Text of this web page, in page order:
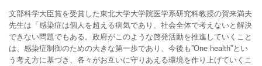
文部科学大臣賞を受賞した東北大学大学院医学系研究科教授の賀来満夫
先生は「感染症は個人を超える病気であり、社会全体で考えないと解決
できない問題でもある。政府がこのような啓発活動を推進していくこと
は、感染症制御のための大きな第一歩であり、今後も”One health”とい
う考え方に基づき、各々がお互いに守りあえる環境を作り上げていくこ